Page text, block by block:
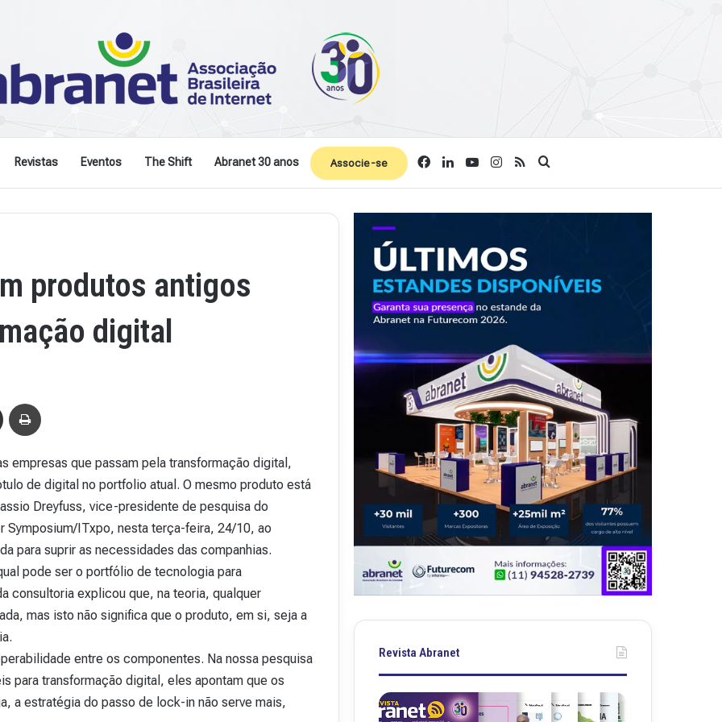
Revistas Eventos The Shift Abranet 30 anos Associe-se FacebookLinkedinYouTubeInstagram
RSS
produtos antigos
digital
empresas que passam pela transformação digital,
de digital no portfolio atual. O mesmo produto está
Dreyfuss, vice-presidente de pesquisa do
Symposium/ITxpo, nesta terça-feira, 24/10, ao
para suprir as necessidades das companhias.
pode ser o portfólio de tecnologia para
consultoria explicou que, na teoria, qualquer
mas isto não significa que o produto, em si, seja a
entre os componentes. Na nossa pesquisa
para transformação digital, eles apontam que os
a estratégia do passo de lock-in não serve mais,
Revista Abranet
R
R
e